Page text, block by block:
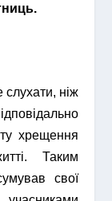
слухати, ніж
хрещення
Таким
свої